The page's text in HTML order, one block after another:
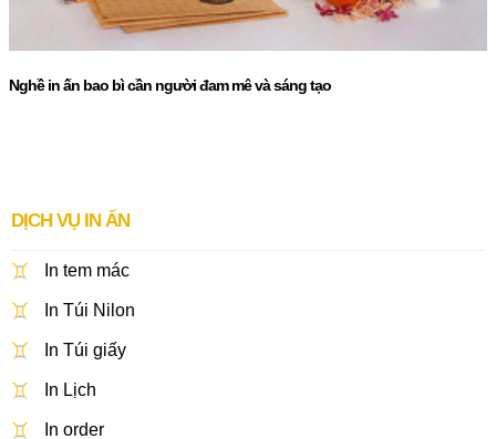
Nghề in ấn bao bì cần người đam mê và sáng tạo
DỊCH VỤ IN ẤN
In tem mác
In Túi Nilon
In Túi giấy
In Lịch
In order